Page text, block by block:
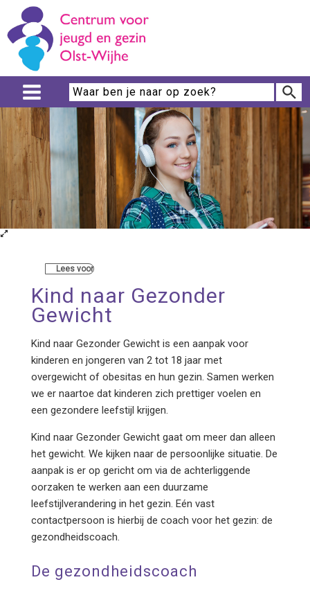
Lees voor
Kind naar Gezonder
Gewicht
Kind naar Gezonder Gewicht is een aanpak voor
kinderen en jongeren van 2 tot 18 jaar met
overgewicht of obesitas en hun gezin. Samen werken
we er naartoe dat kinderen zich prettiger voelen en
een gezondere leefstijl krijgen.
Kind naar Gezonder Gewicht gaat om meer dan alleen
het gewicht. We kijken naar de persoonlijke situatie. De
aanpak is er op gericht om via de achterliggende
oorzaken te werken aan een duurzame
leefstijlverandering in het gezin. Eén vast
contactpersoon is hierbij de coach voor het gezin: de
gezondheidscoach.
De gezondheidscoach